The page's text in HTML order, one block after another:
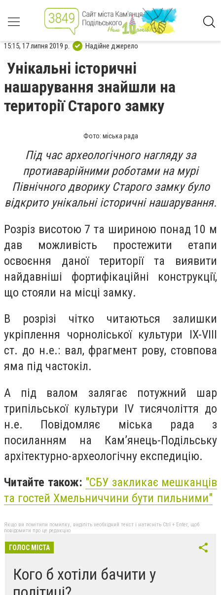
15:15, 17 липня 2019 р. Надійне джерело
Унікальні історичні
нашарування знайшли на
території Старого замку
Фото: міська рада
Під час археологічного нагляду за
протиаварійними роботами на мурі
Північного дворику Старого замку було
відкрито унікальні історичні нашарування.
Розріз висотою 7 та шириною понад 10 м
дав можливість простежити етапи
освоєння даної території та виявити
найдавніші фортифікаційні конструкції,
що стояли на місці замку.
В розрізі чітко читаються залишки
укріплення чорноліської культури IX-VIII
ст. до н.е.: вал, фрагмент рову, стовпова
яма під частокіл.
А під валом залягає потужний шар
трипільської культури IV тисячоліття до
н.е. Повідомляє міська рада з
посиланням на Кам’янець-Подільську
архітектурно-археологічну експедицію.
Читайте також: "СБУ закликає мешканців
та гостей Хмельниччини бути пильними"
Якщо ви помітили помилку, виділіть необхідний текст і натисніть Ctrl + Enter, щоб
повідомити про це редакцію
ГОЛОС МІСТА
Кого б хотіли бачити у